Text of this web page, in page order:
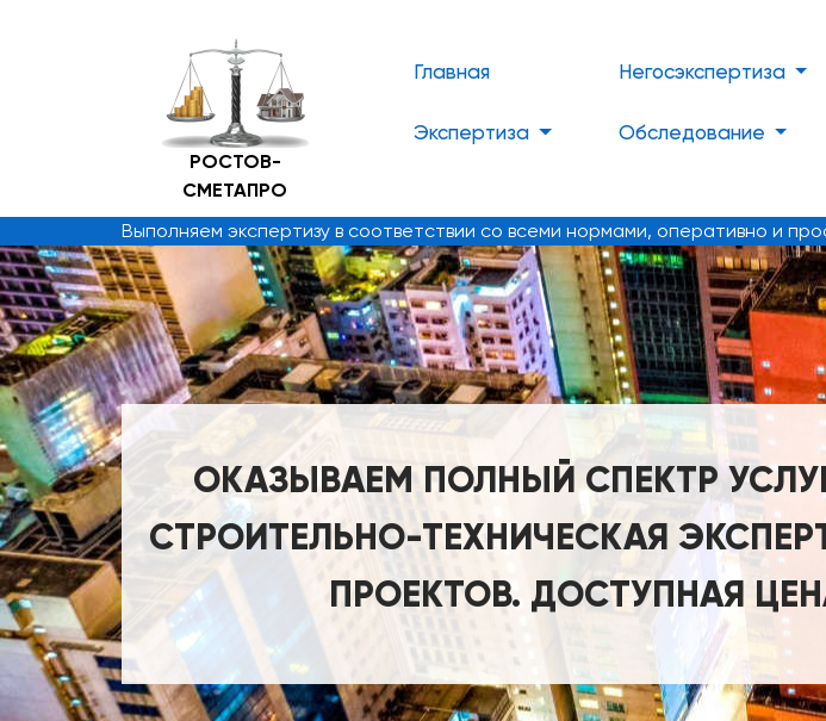
РОСТОВ-
СМЕТАПРО
Главная Негосэкспертиза
Экспертиза Обследование
Выполняем экспертизу в соответствии со всеми нормами, оперативно и
ОКАЗЫВАЕМ ПОЛНЫЙ СПЕКТР
СТРОИТЕЛЬНО-ТЕХНИЧЕСКАЯ
ПРОЕКТОВ. ДОСТУПНАЯ